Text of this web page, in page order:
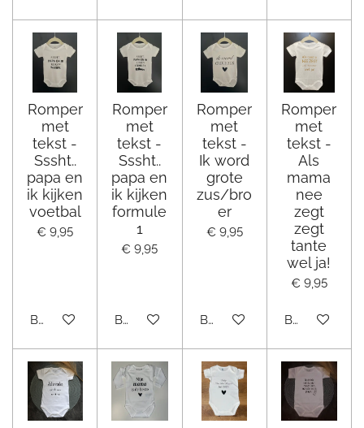
Romper
met
tekst -
Sssht..
papa en
ik kijken
voetbal
€ 9,95
Bekijk details
Romper
met
tekst -
Sssht..
papa en
ik kijken
formule
1
€ 9,95
Bekijk details
Romper
met
tekst -
Ik word
grote
zus/bro
er
€ 9,95
Bekijk details
Romper
met
tekst -
Als
mama
nee
zegt
zegt
tante
wel ja!
€ 9,95
Bekijk details